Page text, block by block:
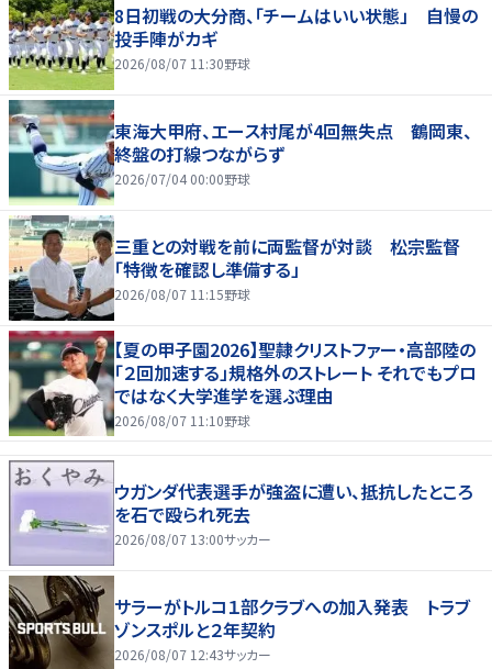
8日初戦の大分商、「チームはいい状態」 自慢の
投手陣がカギ
2026/08/07 11:30野球
東海大甲府、エース村尾が4回無失点 鶴岡東、
終盤の打線つながらず
2026/07/04 00:00野球
三重との対戦を前に両監督が対談 松宗監督
「特徴を確認し準備する」
2026/08/07 11:15野球
【夏の甲子園2026】聖隷クリストファー・高部陸の
「２回加速する」規格外のストレート それでもプロ
ではなく大学進学を選ぶ理由
2026/08/07 11:10野球
ウガンダ代表選手が強盗に遭い、抵抗したところ
を石で殴られ死去
2026/08/07 13:00サッカー
サラーがトルコ１部クラブへの加入発表 トラブ
ゾンスポルと２年契約
2026/08/07 12:43サッカー